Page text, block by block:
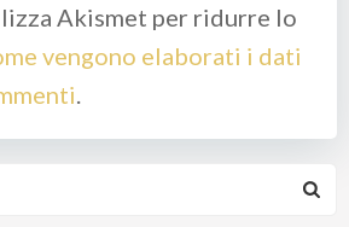
Akismet per ridurre lo
vengono elaborati i dati